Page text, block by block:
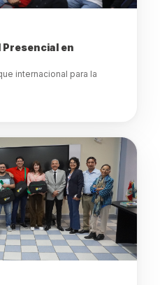
en
internacional para la